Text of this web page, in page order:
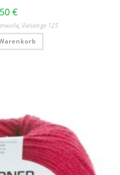
€
, Vielseitige 125